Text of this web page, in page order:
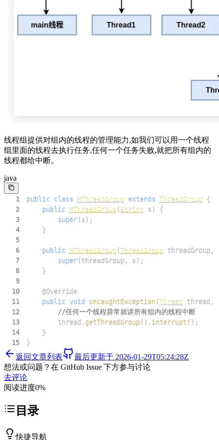
线程组提供对组内的线程的管理能力,如我们可以用一个线程
组里面的线程去执行任务,任何一个任务失败,就把所有组内的
线程都给中断。
java
1 public class MThreadGroup extends ThreadGroup {
2
public MThreadGroup(String s)
{
3
super(s) ;
4
}
5
6
public MThreadGroup(ThreadGroup threadGroup,
7
super(threadGroup, s) ;
8
}
9
10
@Override
11
public void uncaughtException(Thread thread ,
12
//任何一个线程异常就讲所有组内的线程中断
13
        thread
. getThreadGroup( ) . interrupt ( ) ;
14
}
15
}
返回文章列表 最后更新于 2026-01-29T05:24:28Z
想法或问题？在 GitHub Issue 下方参与讨论
去评论
阅读进度0%
目录
快捷导航